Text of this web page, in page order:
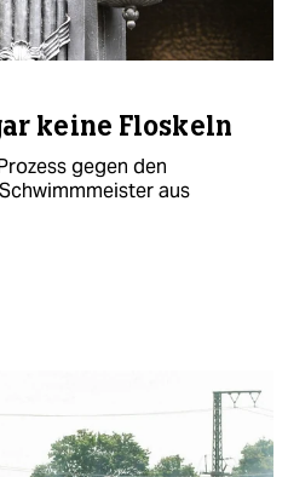
keine Floskeln
gegen den
aus